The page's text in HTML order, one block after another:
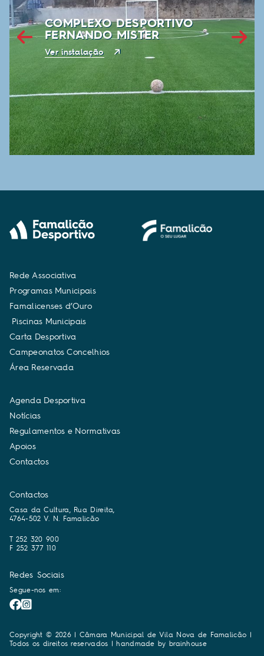
Rede Associativa
Programas Municipais
Famalicenses d’Ouro
Piscinas Municipais
Carta Desportiva
Campeonatos Concelhios
Área Reservada
Agenda Desportiva
Notícias
Regulamentos e Normativas
Apoios
Contactos
Contactos
Casa da Cultura, Rua Direita,
4764-502 V. N. Famalicão
T 252 320 900
F 252 377 110
Redes Sociais
Segue-nos em:
Copyright © 2026 | Câmara Municipal de Vila Nova de Famalicão |
Todos os direitos reservados | handmade by brainhouse